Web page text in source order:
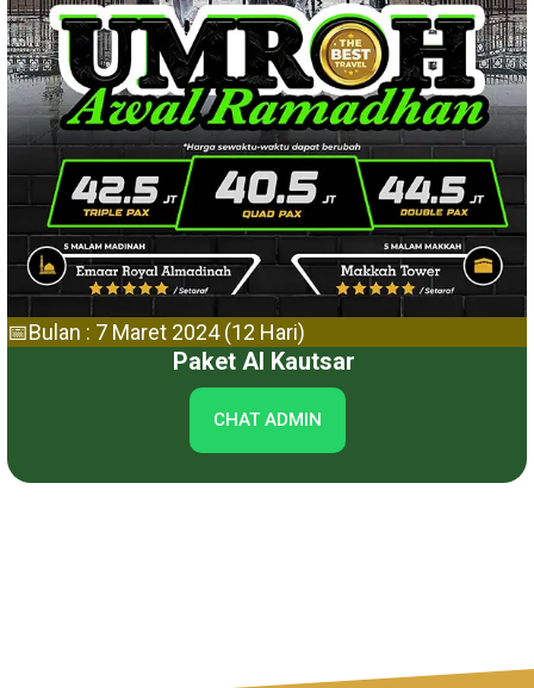
📅Bulan : 7 Maret 2024 (12 Hari)
Paket Al Kautsar
CHAT ADMIN